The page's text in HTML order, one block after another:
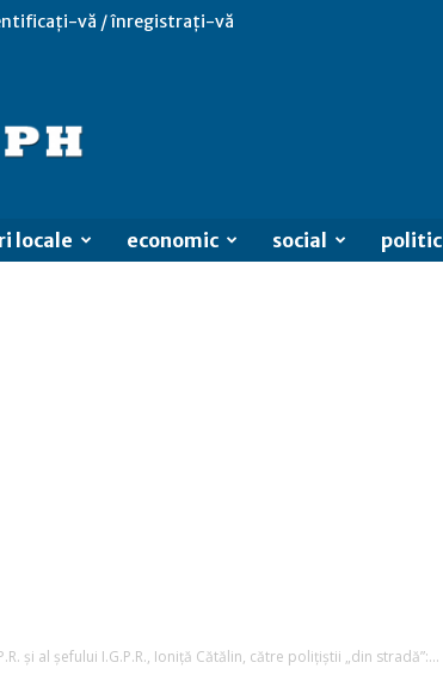
vă / înregistrați-vă
locale economic social politic
și al șefului I.G.P.R., Ioniță Cătălin, către polițiștii „din stradă”:...